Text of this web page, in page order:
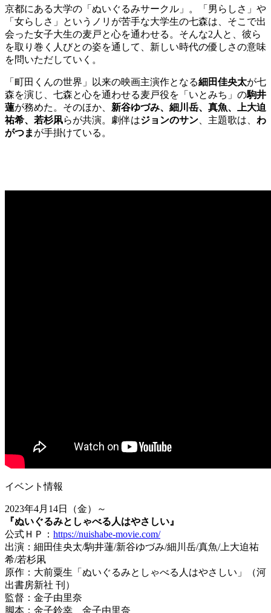
京都にある大学の「ぬいぐるみサークル」。「男らしさ」や
「女らしさ」というノリが苦手な大学生の七森は、そこで出
会った女子大生の麦戸と心を通わせる。そんな2人と、彼ら
を取り巻く人びとの姿を通して、新しい時代の優しさの意味
を問いただしていく。
「町田くんの世界」以来の映画主演作となる細田佳央太が七
森を演じ、七森と心を通わせる麦戸役を「いとみち」の駒井
蓮が務めた。そのほか、 新谷ゆづみ、細川岳、真魚、上大迫
祐希、若杉凩らが共演。劇伴はジョンのサン 、主題歌は、 わ
がつま が手掛けている。
イベント情報
2023年4月14日（金）～
『ぬいぐるみとしゃべる人はやさしい』
公式ＨＰ： https://nuishabe-movie.com/
出演：細田佳央太/駒井蓮/新谷ゆづみ/細川岳/真魚/上大迫祐
希/若杉凩
原作：大前粟生「ぬいぐるみとしゃべる人はやさしい」（河
出書房新社 刊）
監督：金子由里奈
脚本：金子鈴幸 金子由里奈